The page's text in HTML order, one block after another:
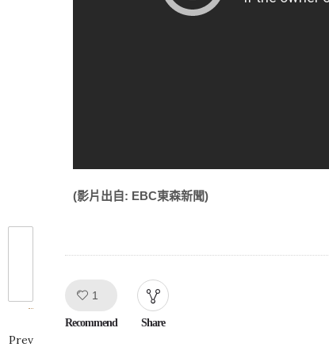
Prev
(影片出自: EBC東森新聞)
1
Recommend Share